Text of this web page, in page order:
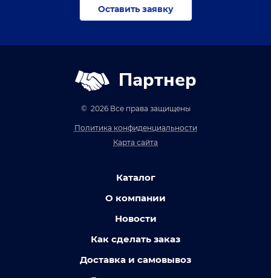
Оставить заявку
Партнер
© 2026 Все права защищены
Политика конфиденциальности
Карта сайта
Каталог
О компании
Новости
Как сделать заказ
Доставка и самовывоз